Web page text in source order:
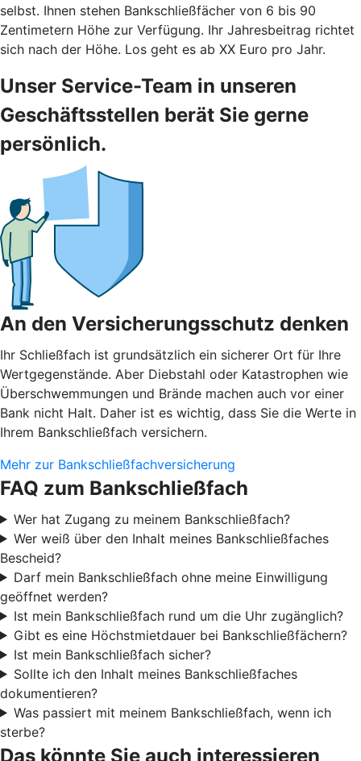
selbst. Ihnen stehen Bankschließfächer von 6 bis 90
Zentimetern Höhe zur Verfügung. Ihr Jahresbeitrag richtet
sich nach der Höhe. Los geht es ab XX Euro pro Jahr.
Unser Service-Team in unseren
Geschäftsstellen berät Sie gerne
persönlich.
An den Versicherungsschutz denken
Ihr Schließfach ist grundsätzlich ein sicherer Ort für Ihre
Wertgegenstände. Aber Diebstahl oder Katastrophen wie
Überschwemmungen und Brände machen auch vor einer
Bank nicht Halt. Daher ist es wichtig, dass Sie die Werte in
Ihrem Bankschließfach versichern.
Mehr zur Bankschließfachversicherung
FAQ zum Bankschließfach
Wer hat Zugang zu meinem Bankschließfach?
Wer weiß über den Inhalt meines Bankschließfaches
Bescheid?
Darf mein Bankschließfach ohne meine Einwilligung
geöffnet werden?
Ist mein Bankschließfach rund um die Uhr zugänglich?
Gibt es eine Höchstmietdauer bei Bankschließfächern?
Ist mein Bankschließfach sicher?
Sollte ich den Inhalt meines Bankschließfaches
dokumentieren?
Was passiert mit meinem Bankschließfach, wenn ich
sterbe?
Das könnte Sie auch interessieren